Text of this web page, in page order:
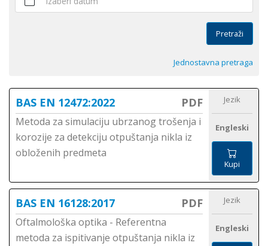
Pretraži
Jednostavna pretraga
BAS EN 12472:2022 PDF
Metoda za simulaciju ubrzanog trošenja i
korozije za detekciju otpuštanja nikla iz
obloženih predmeta
Jezik
Engleski
Kupi
BAS EN 16128:2017 PDF
Oftalmološka optika - Referentna
metoda za ispitivanje otpuštanja nikla iz
Jezik
Engleski